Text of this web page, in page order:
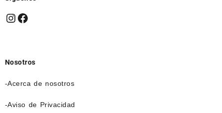
Instagram
Facebook
Nosotros
-Acerca de nosotros
-Aviso de Privacidad